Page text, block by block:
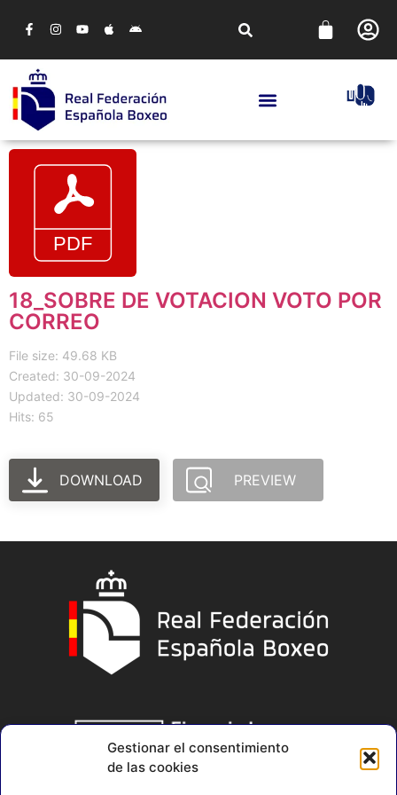
Gestionar el consentimiento
de las cookies
18_SOBRE DE VOTACION VOTO POR
CORREO
File size: 49.68 KB
Created: 30-09-2024
Updated: 30-09-2024
Hits: 65
DOWNLOAD PREVIEW